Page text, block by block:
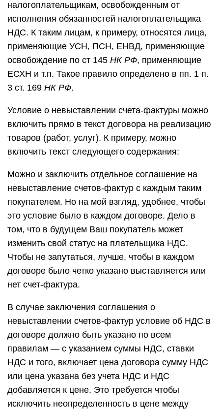
налогоплательщикам, освобожденным от
исполнения обязанностей налогоплательщика
НДС. К таким лицам, к примеру, относятся лица,
применяющие УСН, ПСН, ЕНВД, применяющие
освобождение по ст 145 НК РФ, применяющие
ЕСХН и т.п. Такое правило определено в пп. 1 п.
3 ст. 169 НК РФ.
Условие о невыставлении счета-фактуры можно
включить прямо в текст договора на реализацию
товаров (работ, услуг). К примеру, можно
включить текст следующего содержания:
Можно и заключить отдельное соглашение на
невыставление счетов-фактур с каждым таким
покупателем. Но на мой взгляд, удобнее, чтобы
это условие было в каждом договоре. Дело в
том, что в будущем Ваш покупатель может
изменить свой статус на плательщика НДС.
Чтобы не запутаться, лучше, чтобы в каждом
договоре было четко указано выставляется или
нет счет-фактура.
В случае заключения соглашения о
невыставлении счетов-фактур условие об НДС в
договоре должно быть указано по всем
правилам — с указанием суммы НДС, ставки
НДС и того, включает цена договора сумму НДС
или цена указана без учета НДС и НДС
добавляется к цене. Это требуется чтобы
исключить неопределенность в цене между